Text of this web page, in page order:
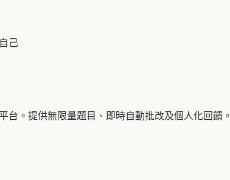
己
台。提供無限量題目、即時自動批改及個人化回饋。